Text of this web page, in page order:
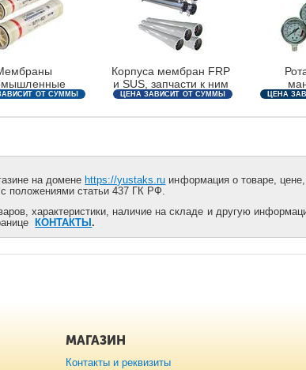
ОТ СУММЫ
Корпуса мембран FRP
и SUS, запчасти к ним
ЦЕНА ЗАВИСИТ ОТ СУММЫ
ЦЕНА
на домене https://yustaks.ru информация о товаре,
положениями статьи 437 ГК РФ.
характеристики, наличие на складе и другую
КОНТАКТЫ.
МАГАЗИН
Контакты и реквизиты